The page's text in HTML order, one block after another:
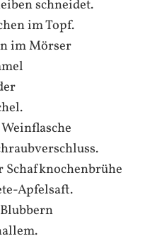
schneidet.
im Topf.
im Mörser
Schafknochenbrühe
Apfelsaft.